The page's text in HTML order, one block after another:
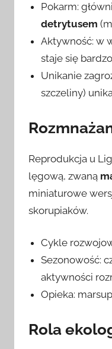
Pokarm:
detrytusem
Aktywność: w
staje się
Unikanie
szczeliny)
Reprodukcja u
lęgową, zwaną
miniaturowe
skorupiaków.
Cykle
Sezonowość:
aktywności
Opieka:
Rola